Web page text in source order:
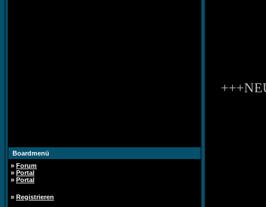
Boardmenü
» Forum
» Portal
» Portal
» Registrieren